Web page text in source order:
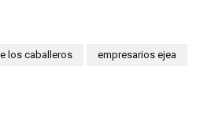
los caballeros empresarios ejea